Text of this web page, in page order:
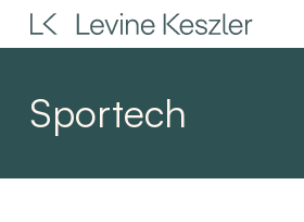
Skip
to
content
Sportech